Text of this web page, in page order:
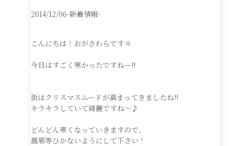
2014/12/06-新着情報-
こんにちは！おがさわらです＊
今日はすごく寒かったですねー!!
街はクリスマスムードが高まってきましたね!!
キラキラしていて綺麗ですね〜♪
どんどん寒くなっていきますので、
風邪等ひかないようにして下さい！